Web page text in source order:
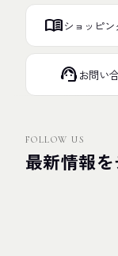
menu_bookショッピ
support_agent お問い
FOLLOW US
最新情報